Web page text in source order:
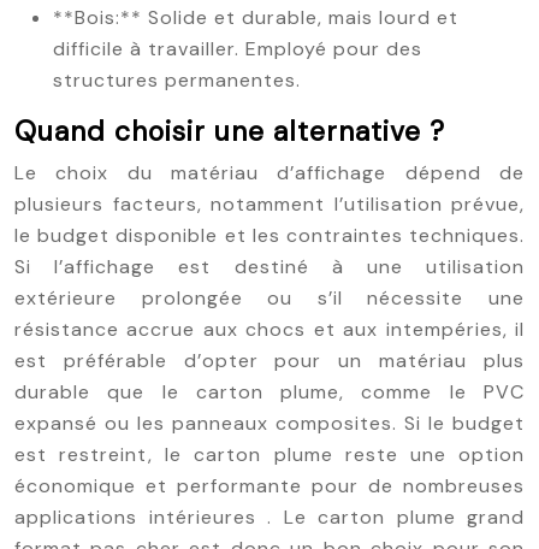
**Bois:** Solide et durable, mais lourd et
difficile à travailler. Employé pour des
structures permanentes.
Quand choisir une alternative ?
Le choix du matériau d’affichage dépend de
plusieurs facteurs, notamment l’utilisation prévue,
le budget disponible et les contraintes techniques.
Si l’affichage est destiné à une utilisation
extérieure prolongée ou s’il nécessite une
résistance accrue aux chocs et aux intempéries, il
est préférable d’opter pour un matériau plus
durable que le carton plume, comme le PVC
expansé ou les panneaux composites. Si le budget
est restreint, le carton plume reste une option
économique et performante pour de nombreuses
applications intérieures . Le carton plume grand